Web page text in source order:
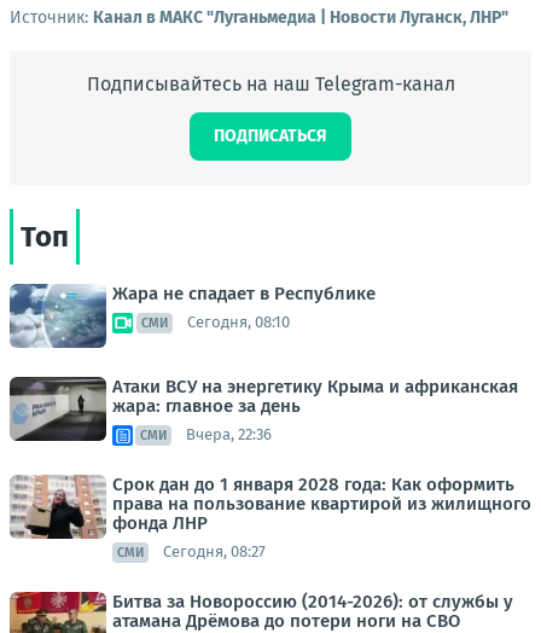
Источник: Канал в МАКС "Луганьмедиа | Новости Луганск, ЛНР"
Подписывайтесь на наш Telegram-канал
ПОДПИСАТЬСЯ
Топ
Жара не спадает в Республике
СМИ Сегодня, 08:10
Атаки ВСУ на энергетику Крыма и африканская
жара: главное за день
СМИ Вчера, 22:36
Срок дан до 1 января 2028 года: Как оформить
права на пользование квартирой из жилищного
фонда ЛНР
СМИ Сегодня, 08:27
Битва за Новороссию (2014-2026): от службы у
атамана Дрёмова до потери ноги на СВО